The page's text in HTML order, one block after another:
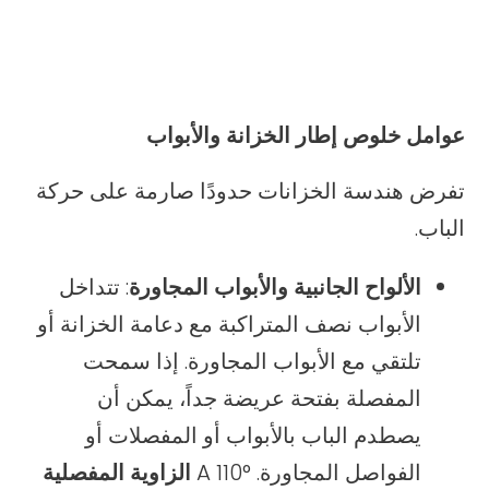
عوامل خلوص إطار الخزانة والأبواب
تفرض هندسة الخزانات حدودًا صارمة على حركة
الباب.
الألواح الجانبية والأبواب المجاورة: تتداخل
الأبواب نصف المتراكبة مع دعامة الخزانة أو
تلتقي مع الأبواب المجاورة. إذا سمحت
المفصلة بفتحة عريضة جداً، يمكن أن
يصطدم الباب بالأبواب أو المفصلات أو
الفواصل المجاورة. A 110°
الزاوية المفصلية